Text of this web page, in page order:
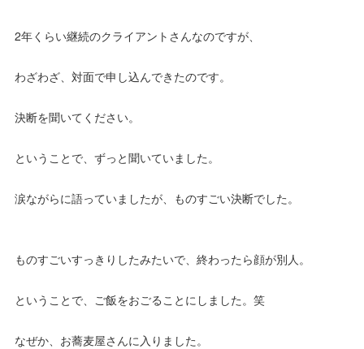
2年くらい継続のクライアントさんなのですが、
わざわざ、対面で申し込んできたのです。
決断を聞いてください。
ということで、ずっと聞いていました。
涙ながらに語っていましたが、ものすごい決断でした。
ものすごいすっきりしたみたいで、終わったら顔が別人。
ということで、ご飯をおごることにしました。笑
なぜか、お蕎麦屋さんに入りました。